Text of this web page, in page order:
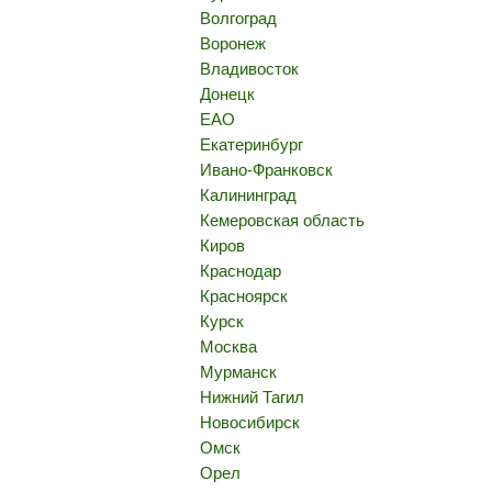
Волгоград
Воронеж
Владивосток
Донецк
ЕАО
Екатеринбург
Ивано-Франковск
Калининград
Кемеровская область
Киров
Краснодар
Красноярск
Курск
Москва
Мурманск
Нижний Тагил
Новосибирск
Омск
Орел